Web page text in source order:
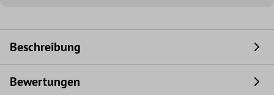
Beschreibung
Bewertungen